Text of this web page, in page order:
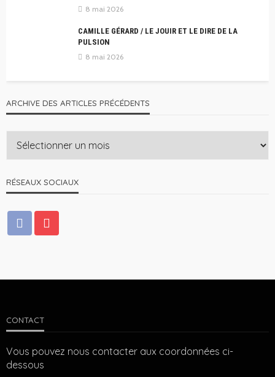
8 mai 2026
CAMILLE GÉRARD / LE JOUIR ET LE DIRE DE LA
PULSION
8 mai 2026
ARCHIVE DES ARTICLES PRÉCÉDENTS
RÉSEAUX SOCIAUX
CONTACT
Vous pouvez nous contacter aux coordonnées ci-
dessous